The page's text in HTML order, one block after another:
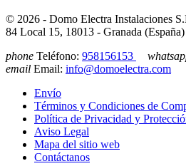
© 2026 - Domo Electra Instalaciones
84 Local 15, 18013 - Granada (España)
phone Teléfono: 958156153
email Email: info@domoelectra.com
Envío
Términos y Condiciones de
Política de Privacidad y
Aviso Legal
Mapa del sitio web
Contáctanos